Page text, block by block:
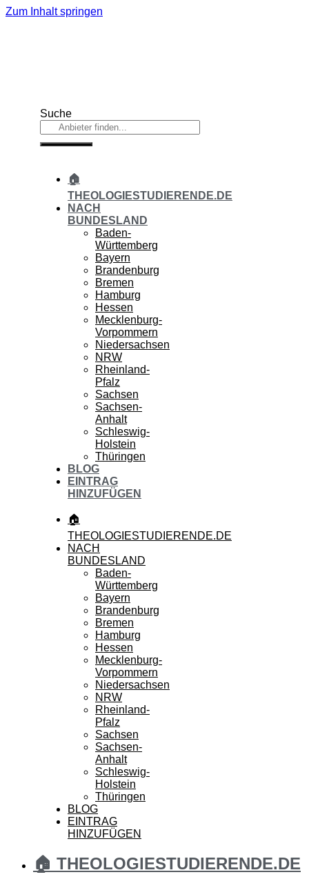
Zum Inhalt springen
Suche
🏠
THEOLOGIESTUDIERENDE.DE
NACH
BUNDESLAND
Baden-
Württemberg
Bayern
Brandenburg
Bremen
Hamburg
Hessen
Mecklenburg-
Vorpommern
Niedersachsen
NRW
Rheinland-
Pfalz
Sachsen
Sachsen-
Anhalt
Schleswig-
Holstein
Thüringen
BLOG
EINTRAG
HINZUFÜGEN
🏠
THEOLOGIESTUDIERENDE.DE
NACH
BUNDESLAND
Baden-
Württemberg
Bayern
Brandenburg
Bremen
Hamburg
Hessen
Mecklenburg-
Vorpommern
Niedersachsen
NRW
Rheinland-
Pfalz
Sachsen
Sachsen-
Anhalt
Schleswig-
Holstein
Thüringen
BLOG
EINTRAG
HINZUFÜGEN
🏠 THEOLOGIESTUDIERENDE.DE